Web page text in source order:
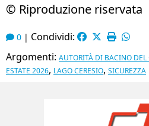
© Riproduzione riservata
0 | Condividi:
Argomenti: AUTORITÀ DI BACINO DEL
ESTATE 2026, LAGO CERESIO, SICUREZZA